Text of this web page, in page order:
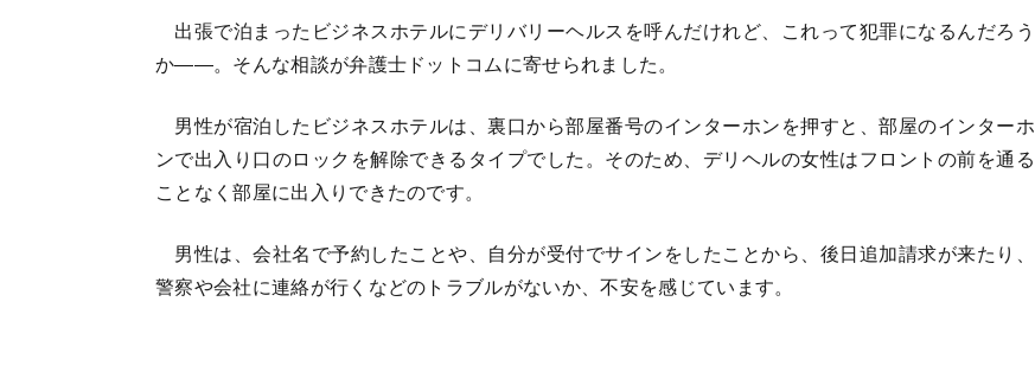
出張で泊まったビジネスホテルにデリバリーヘルスを呼んだけれど、これって犯罪になるんだろう
か――。そんな相談が弁護士ドットコムに寄せられました。
男性が宿泊したビジネスホテルは、裏口から部屋番号のインターホンを押すと、部屋のインターホ
ンで出入り口のロックを解除できるタイプでした。そのため、デリヘルの女性はフロントの前を通る
ことなく部屋に出入りできたのです。
男性は、会社名で予約したことや、自分が受付でサインをしたことから、後日追加請求が来たり、
警察や会社に連絡が行くなどのトラブルがないか、不安を感じています。